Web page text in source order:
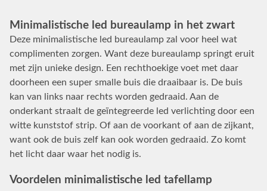
Minimalistische led bureaulamp in het zwart
Deze minimalistische led bureaulamp zal voor heel wat
complimenten zorgen. Want deze bureaulamp springt eruit
met zijn unieke design. Een rechthoekige voet met daar
doorheen een super smalle buis die draaibaar is. De buis
kan van links naar rechts worden gedraaid. Aan de
onderkant straalt de geïntegreerde led verlichting door een
witte kunststof strip. Of aan de voorkant of aan de zijkant,
want ook de buis zelf kan ook worden gedraaid. Zo komt
het licht daar waar het nodig is.
Voordelen minimalistische led tafellamp